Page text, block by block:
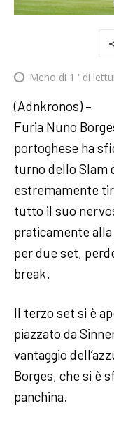
Meno di 1 ' di
(Adnkronos) –
Furia Nuno
portoghese ha
turno dello Slam
estremamente
tutto il suo
praticamente
per due set,
break.
Il terzo set si è
piazzato da
vantaggio
Borges, che si è
panchina.